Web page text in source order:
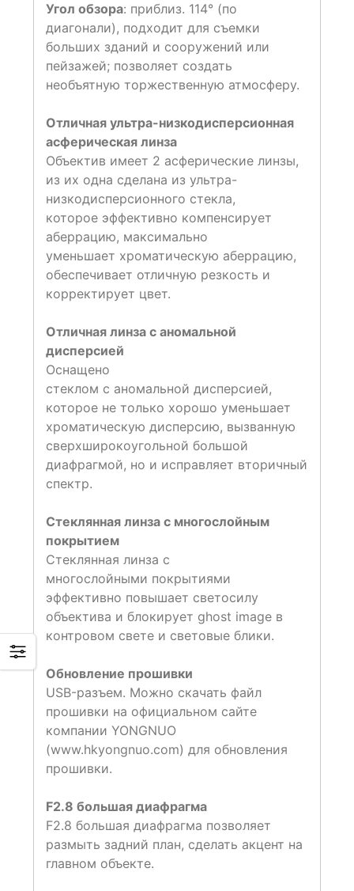
Угол обзора: приблиз. 114° (по
диагонали), подходит для съемки
больших зданий и сооружений или
пейзажей; позволяет создать
необъятную торжественную атмосферу.
Отличная ультра-низкодисперсионная
асферическая линза
Объектив имеет 2 асферические линзы,
из их одна сделана из ультра-
низкодисперсионного стекла,
которое эффективно компенсирует
аберрацию, максимально
уменьшает хроматическую аберрацию,
обеспечивает отличную резкость и
корректирует цвет.
Отличная линза с аномальной
дисперсией
Оснащено
стеклом с аномальной дисперсией,
которое не только хорошо уменьшает
хроматическую дисперсию, вызванную
сверхширокоугольной большой
диафрагмой, но и исправляет вторичный
спектр.
Стеклянная линза с многослойным
покрытием
Стеклянная линза с
многослойными покрытиями
эффективно повышает светосилу
объектива и блокирует ghost image в
контровом свете и световые блики.
Обновление прошивки
USB-разъем. Можно скачать файл
прошивки на официальном сайте
компании YONGNUO
(www.hkyongnuo.com) для обновления
прошивки.
F2.8 большая диафрагма
F2.8 большая диафрагма позволяет
размыть задний план, сделать акцент на
главном объекте.